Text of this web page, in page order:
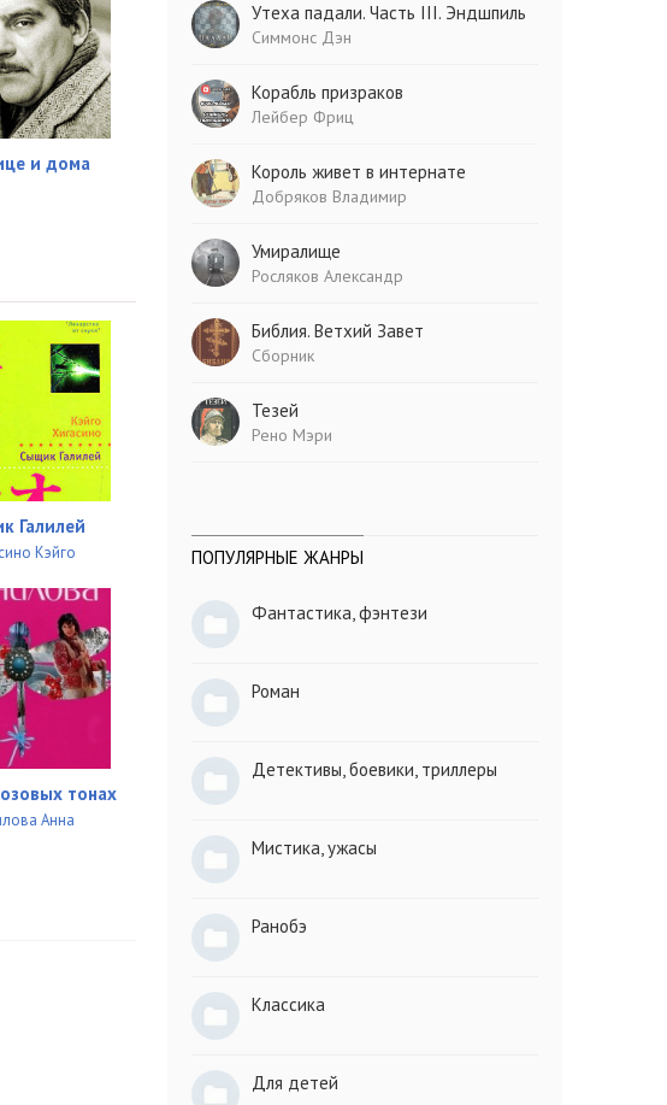
и дома
Галилей
Кэйго
тонах
Анна
Утеха падали. Часть III. Эндшпиль
Симмонс Дэн
Корабль призраков
Лейбер Фриц
Король живет в интернате
Добряков Владимир
Умиралище
Росляков Александр
Библия. Ветхий Завет
Сборник
Тезей
Рено Мэри
ПОПУЛЯРНЫЕ ЖАНРЫ
Фантастика, фэнтези
Роман
Детективы, боевики, триллеры
Мистика, ужасы
Ранобэ
Классика
Для детей